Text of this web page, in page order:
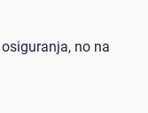
no na